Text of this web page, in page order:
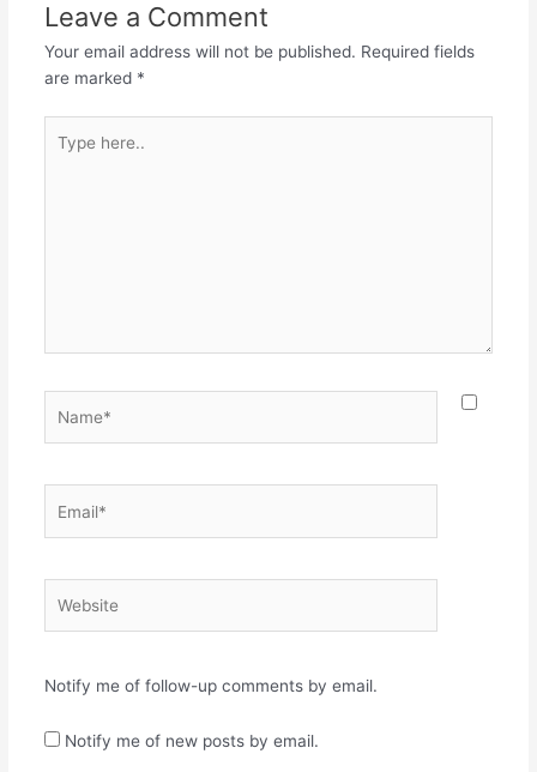
ಪ್ರಾಣವನುಳಿಹಿ ರನ್ನ ತಾ ಸಮೀಪದಿ
ಮಠದಲ್ಲಿ ವಾಸಮಾಡಿಸಿ
ಕುಸುಮಾಕ್ಷತೆ…
Leave a Comment
Your email address will not be published. Required fields
are marked *
here..
Notify me of follow-up comments by email.
Notify me of new posts by email.